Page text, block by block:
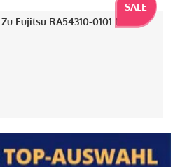
SALE
Fujitsu RA54310-0101 Mit